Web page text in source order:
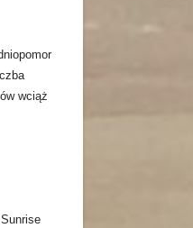
wciąż